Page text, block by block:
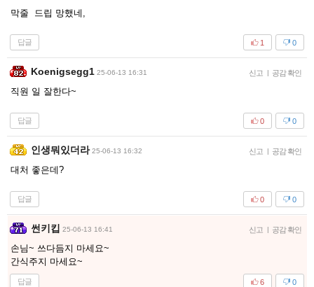
막줄 드립 망했네,
답글 0
1
Koenigsegg1 25-06-13 16:31 신고 | 공감 확인
직원 일 잘한다~
답글 0
0
인생뭐있더라 25-06-13 16:32 신고 | 공감 확인
대처 좋은데?
답글 0
0
썬키킵 25-06-13 16:41 신고 | 공감 확인
손님~ 쓰다듬지 마세요~
간식주지 마세요~
답글 0
6